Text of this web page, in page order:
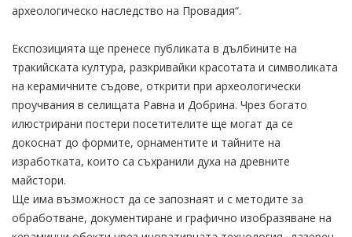
археологическо наследство на Провадия“.
Експозицията ще пренесе публиката в дълбините на
тракийската култура, разкривайки красотата и символиката
на керамичните съдове, открити при археологически
проучвания в селищата Равна и Добрина. Чрез богато
илюстрирани постери посетителите ще могат да се
докоснат до формите, орнаментите и тайните на
изработката, които са съхранили духа на древните
майстори.
Ще има възможност да се запознаят и с методите за
обработване, документиране и графично изобразяване на